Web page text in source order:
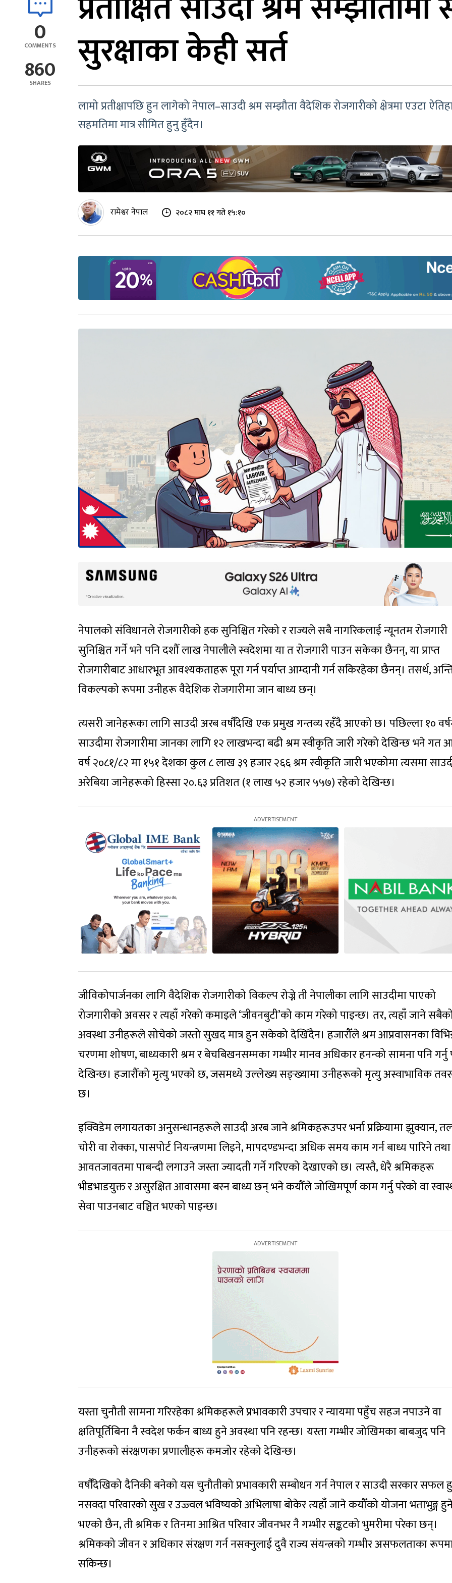
0
COMMENTS
860
SHARES
सुरक्षाका केही सर्त
लामो प्रतीक्षापछि हुन लागेको नेपाल–साउदी श्रम सम्झौता वैदेशिक रोजगारीको क्षेत्रमा एउटा
सहमतिमा मात्र सीमित हुनु हुँदैन।
रामेश्वर नेपाल २०८२ माघ ११ गते १५:१०
नेपालको संविधानले रोजगारीको हक सुनिश्चित गरेको र राज्यले सबै नागरिकलाई न्यूनतम रोजगारी
सुनिश्चित गर्ने भने पनि दशौँ लाख नेपालीले स्वदेशमा या त रोजगारी पाउन सकेका छैनन्, या प्राप्त
रोजगारीबाट आधारभूत आवश्यकताहरू पूरा गर्न पर्याप्त आम्दानी गर्न सकिरहेका छैनन्। तसर्थ,
विकल्पको रूपमा उनीहरू वैदेशिक रोजगारीमा जान बाध्य छन्।
त्यसरी जानेहरूका लागि साउदी अरब वर्षौँदेखि एक प्रमुख गन्तव्य रहँदै आएको छ। पछिल्ला १०
साउदीमा रोजगारीमा जानका लागि १२ लाखभन्दा बढी श्रम स्वीकृति जारी गरेको देखिन्छ भने गत
वर्ष २०८१/८२ मा १५१ देशका कुल ८ लाख ३९ हजार २६६ श्रम स्वीकृति जारी भएकोमा त्यसमा
अरेबिया जानेहरूको हिस्सा २०.६३ प्रतिशत (१ लाख ५२ हजार ५५७) रहेको देखिन्छ।
जीविकोपार्जनका लागि वैदेशिक रोजगारीको विकल्प रोज्ने ती नेपालीका लागि साउदीमा पाएको
रोजगारीको अवसर र त्यहाँ गरेको कमाइले ‘जीवनबुटी’को काम गरेको पाइन्छ। तर, त्यहाँ जाने
अवस्था उनीहरूले सोचेको जस्तो सुखद मात्र हुन सकेको देखिँदैन। हजारौँले श्रम आप्रवासनका
चरणमा शोषण, बाध्यकारी श्रम र बेचबिखनसम्मका गम्भीर मानव अधिकार हनन्को सामना पनि गर्नु
देखिन्छ। हजारौँको मृत्यु भएको छ, जसमध्ये उल्लेख्य सङ्ख्यामा उनीहरूको मृत्यु अस्वाभाविक
छ।
इक्विडेम लगायतका अनुसन्धानहरूले साउदी अरब जाने श्रमिकहरूउपर भर्ना प्रक्रियामा झुक्यान,
चोरी वा रोक्का, पासपोर्ट नियन्त्रणमा लिइने, मापदण्डभन्दा अधिक समय काम गर्न बाध्य पारिने तथा
आवतजावतमा पाबन्दी लगाउने जस्ता ज्यादती गर्ने गरिएको देखाएको छ। त्यस्तै, धेरै श्रमिकहरू
भीडभाडयुक्त र असुरक्षित आवासमा बस्न बाध्य छन् भने कयौँले जोखिमपूर्ण काम गर्नु परेको वा
सेवा पाउनबाट वञ्चित भएको पाइन्छ।
यस्ता चुनौती सामना गरिरहेका श्रमिकहरूले प्रभावकारी उपचार र न्यायमा पहुँच सहज नपाउने वा
क्षतिपूर्तिबिना नै स्वदेश फर्कन बाध्य हुने अवस्था पनि रहन्छ। यस्ता गम्भीर जोखिमका बाबजुद पनि
उनीहरूको संरक्षणका प्रणालीहरू कमजोर रहेको देखिन्छ।
वर्षौँदेखिको दैनिकी बनेको यस चुनौतीको प्रभावकारी सम्बोधन गर्न नेपाल र साउदी सरकार सफल
नसक्दा परिवारको सुख र उज्ज्वल भविष्यको अभिलाषा बोकेर त्यहाँ जाने कयौँको योजना भताभुङ्ग हुने
भएको छैन, ती श्रमिक र तिनमा आश्रित परिवार जीवनभर नै गम्भीर सङ्कटको भुमरीमा परेका छन्।
श्रमिकको जीवन र अधिकार संरक्षण गर्न नसक्नुलाई दुवै राज्य संयन्त्रको गम्भीर असफलताका
सकिन्छ।